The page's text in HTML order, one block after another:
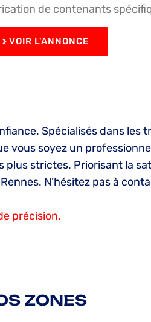
de contenants
VOIR L'ANNONCE
Spécialisés dans les
vous soyez un
plus strictes. Priorisant la
N’hésitez pas à
précision.
ZONES